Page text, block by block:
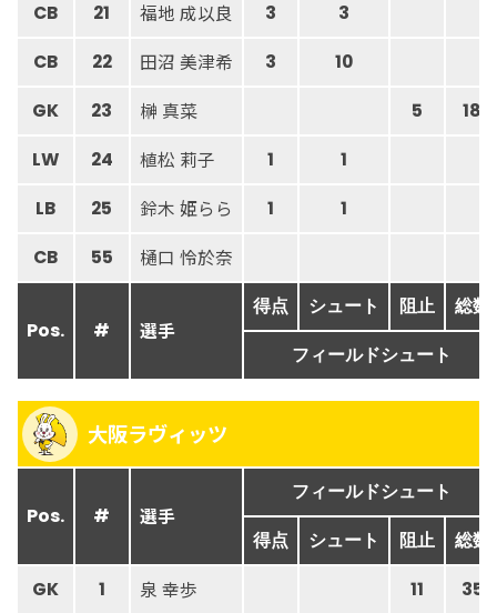
CB 21 福地 成以良 3 3
CB 22 田沼 美津希 3 10
GK 23 榊 真菜 5 18
LW 24 植松 莉子 1 1
LB 25 鈴木 姫らら 1 1
CB 55 樋口 怜於奈
Pos. # 選手
得点 シュート 阻止 総数
フィールドシュート
大阪ラヴィッツ
Pos. # 選手
フィールドシュート
得点 シュート 阻止 総数
GK 1 泉 幸歩 11 35